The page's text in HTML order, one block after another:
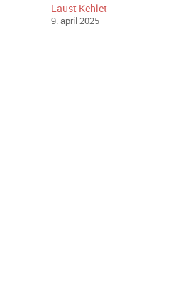
Laust Kehlet
9.april2025